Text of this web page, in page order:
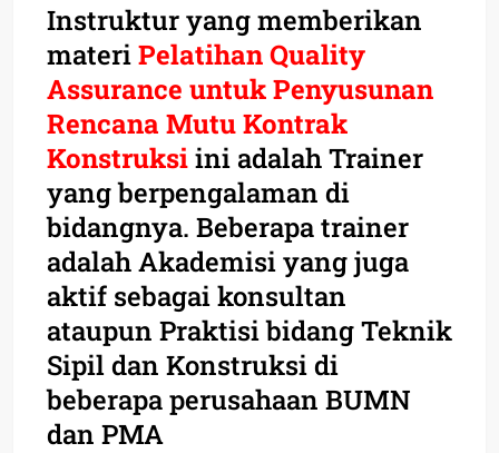
Instruktur yang memberikan
materiPelatihan Quality
Assurance untuk Penyusunan
Rencana Mutu Kontrak
Konstruksiini adalah Trainer
yang berpengalaman di
bidangnya. Beberapa trainer
adalah Akademisi yang juga
aktif sebagai konsultan
ataupun Praktisi bidang Teknik
Sipil dan Konstruksi di
beberapa perusahaan BUMN
dan PMA